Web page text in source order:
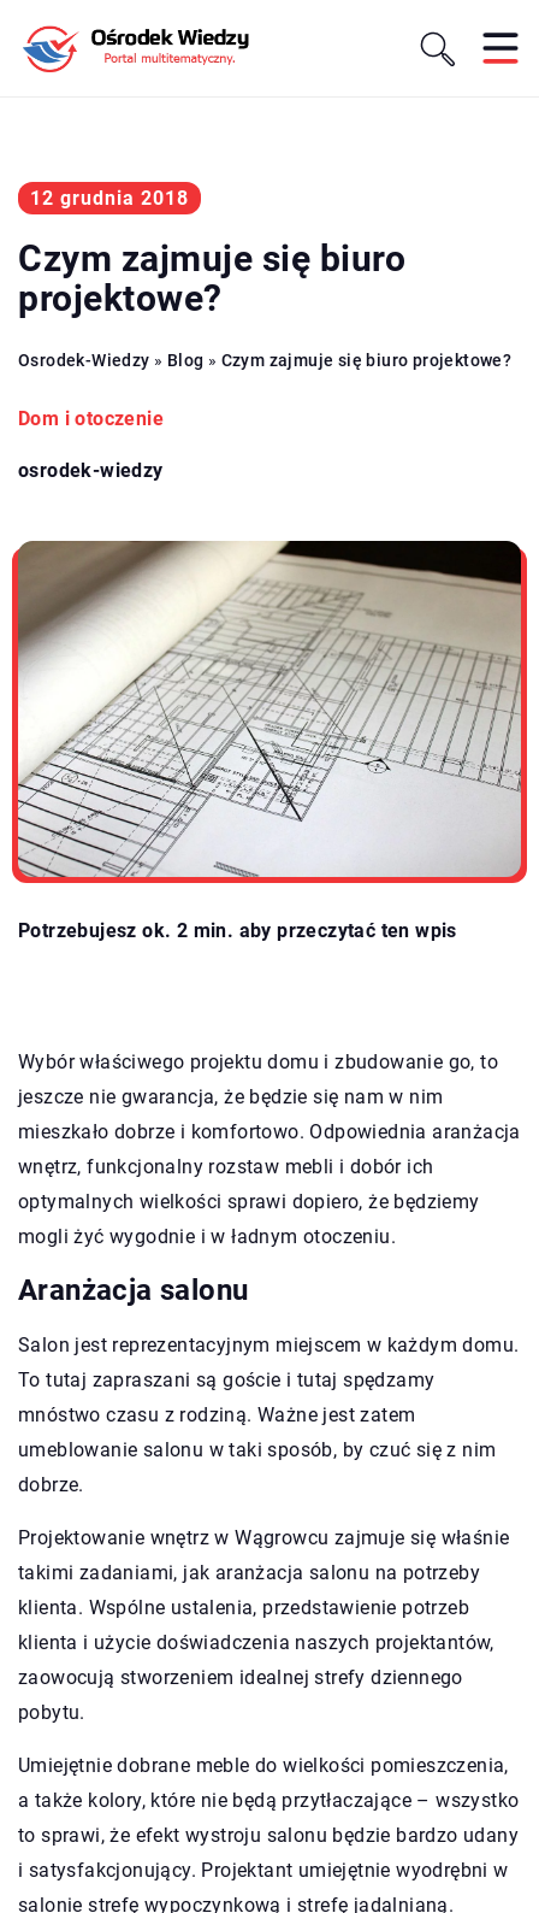
12 grudnia 2018
Czym zajmuje się biuro
projektowe?
Osrodek-Wiedzy » Blog » Czym zajmuje się biuro projektowe?
Dom i otoczenie
osrodek-wiedzy
Potrzebujesz ok. 2 min. aby przeczytać ten wpis
Wybór właściwego projektu domu i zbudowanie go, to
jeszcze nie gwarancja, że będzie się nam w nim
mieszkało dobrze i komfortowo. Odpowiednia aranżacja
wnętrz, funkcjonalny rozstaw mebli i dobór ich
optymalnych wielkości sprawi dopiero, że będziemy
mogli żyć wygodnie i w ładnym otoczeniu.
Aranżacja salonu
Salon jest reprezentacyjnym miejscem w każdym domu.
To tutaj zapraszani są goście i tutaj spędzamy
mnóstwo czasu z rodziną. Ważne jest zatem
umeblowanie salonu w taki sposób, by czuć się z nim
dobrze.
Projektowanie wnętrz w Wągrowcu zajmuje się właśnie
takimi zadaniami, jak aranżacja salonu na potrzeby
klienta. Wspólne ustalenia, przedstawienie potrzeb
klienta i użycie doświadczenia naszych projektantów,
zaowocują stworzeniem idealnej strefy dziennego
pobytu.
Umiejętnie dobrane meble do wielkości pomieszczenia,
a także kolory, które nie będą przytłaczające – wszystko
to sprawi, że efekt wystroju salonu będzie bardzo udany
i satysfakcjonujący. Projektant umiejętnie wyodrębni w
salonie strefę wypoczynkową i strefę jadalnianą.